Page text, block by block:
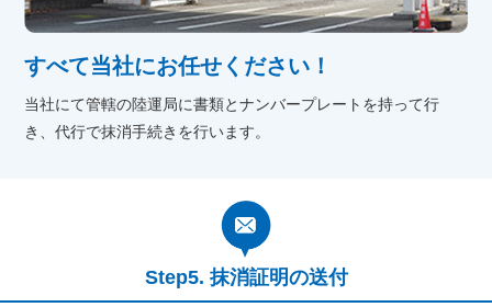
すべて当社にお任せください！
当社にて管轄の陸運局に書類とナンバープレートを持って行
き、代行で抹消手続きを行います。
抹消証明の送付